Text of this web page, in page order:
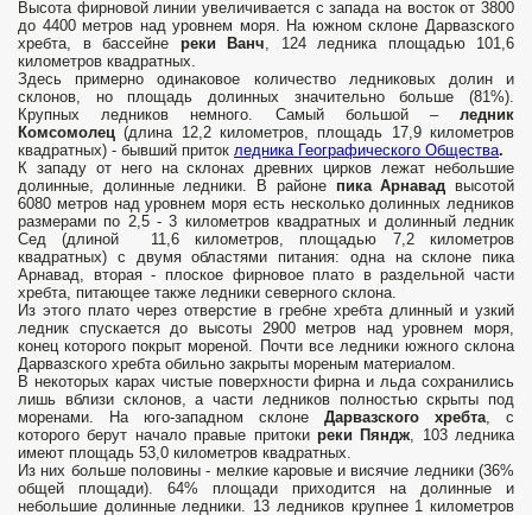
Высота фирновой линии увеличивается с запада на восток от 3800
до 4400 метров над уровнем моря. На южном склоне Дарвазского
хребта, в бассейне реки Ванч, 124 ледника площадью 101,6
километров квадратных.
Здесь примерно одинаковое количество ледниковых долин и
склонов, но площадь долинных значительно больше (81%).
Крупных ледников немного. Самый большой – ледник
Комсомолец (длина 12,2 километров, площадь 17,9 километров
квадратных) - бывший приток ледника Географического Общества.
К западу от него на склонах древних цирков лежат небольшие
долинные, долинные ледники. В районе пика Арнавад высотой
6080 метров над уровнем моря есть несколько долинных ледников
размерами по 2,5 - 3 километров квадратных и долинный ледник
Сед (длиной 11,6 километров, площадью 7,2 километров
квадратных) с двумя областями питания: одна на склоне пика
Арнавад, вторая - плоское фирновое плато в раздельной части
хребта, питающее также ледники северного склона.
Из этого плато через отверстие в гребне хребта длинный и узкий
ледник спускается до высоты 2900 метров над уровнем моря,
конец которого покрыт мореной. Почти все ледники южного склона
Дарвазского хребта обильно закрыты мореным материалом.
В некоторых карах чистые поверхности фирна и льда сохранились
лишь вблизи склонов, а части ледников полностью скрыты под
моренами. На юго-западном склоне Дарвазского хребта, с
которого берут начало правые притоки реки Пяндж, 103 ледника
имеют площадь 53,0 километров квадратных.
Из них больше половины - мелкие каровые и висячие ледники (36%
общей площади). 64% площади приходится на долинные и
небольшие долинные ледники. 13 ледников крупнее 1 километров